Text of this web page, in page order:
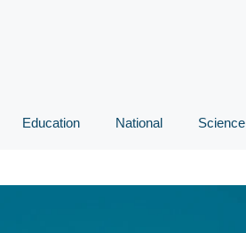
Education National Science